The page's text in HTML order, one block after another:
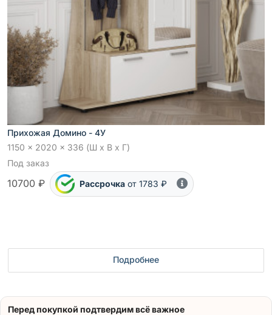
Прихожая Домино - 4У
1150 x 2020 x 336 (Ш x В x Г)
Под заказ
10700 ₽ Рассрочка от 1783 ₽
Подробнее
Перед покупкой подтвердим всё важное